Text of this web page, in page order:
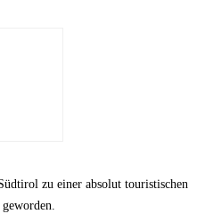
zu einer absolut touristischen